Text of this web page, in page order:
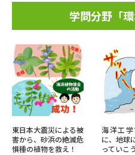
学問分野「
東日本大震災による被
害から、砂浜の絶滅危
惧種の植物を救え！
海洋工
に、地球
っていこ